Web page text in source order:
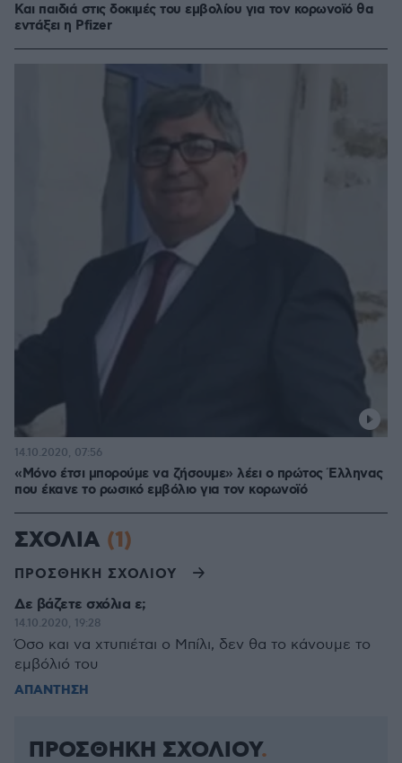
Και παιδιά στις δοκιμές του εμβολίου για τον κορωνοϊό θα
εντάξει η Pfizer
«Μόνο έτσι μπορούμε να ζήσουμε» λέει ο πρώτος Έλληνας
που έκανε το ρωσικό εμβόλιο για τον κορωνοϊό
14.10.2020, 07:56
ΣΧΟΛΙΑ (1)
ΠΡΟΣΘΗΚΗ ΣΧΟΛΙΟΥ
Δε βάζετε σχόλια ε;
14.10.2020, 19:28
Όσο και να χτυπιέται ο Μπίλι, δεν θα το κάνουμε το
εμβόλιό του
ΑΠΑΝΤΗΣΗ
ΠΡΟΣΘΗΚΗ ΣΧΟΛΙΟΥ